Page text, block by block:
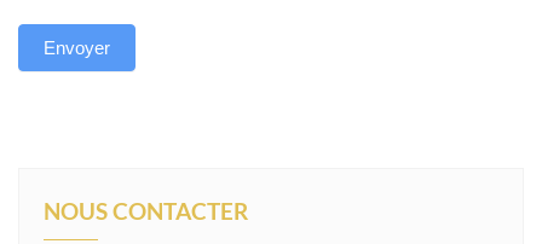
Envoyer
NOUS CONTACTER